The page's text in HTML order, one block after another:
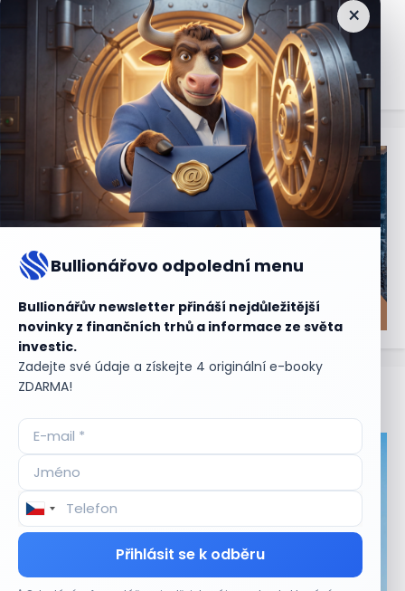
×
Bullionářovo odpolední menu
Bullionářův newsletter přináší nejdůležitější
novinky z finančních trhů a informace ze světa
investic.
Zadejte své údaje a získejte 4 originální e-booky
ZDARMA!
Přihlásit se k odběru
Nejčtenějšízprávy
Aktuální